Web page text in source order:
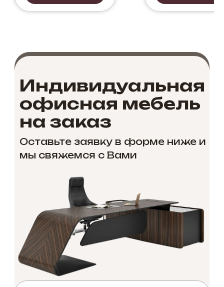
Оставьте заявку в форме ниже и
мы свяжемся с Вами
Индивидуальная
офисная мебель
на заказ